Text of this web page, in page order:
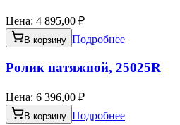
Цена: 4 895,00 ₽
В корзину Подробнее
Ролик натяжной, 25025R
Цена: 6 396,00 ₽
В корзину Подробнее